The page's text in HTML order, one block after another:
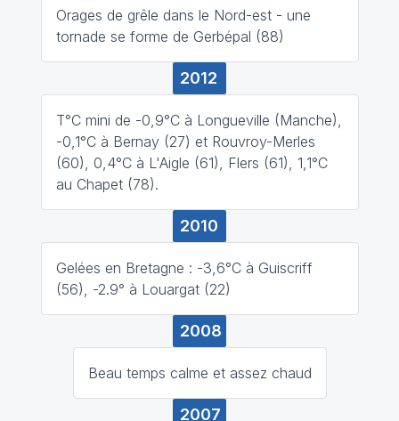
Orages de grêle dans le Nord-est - une
tornade se forme de Gerbépal (88)
2012
T°C mini de -0,9°C à Longueville (Manche),
-0,1°C à Bernay (27) et Rouvroy-Merles
(60), 0,4°C à L'Aigle (61), Flers (61), 1,1°C
au Chapet (78).
2010
Gelées en Bretagne : -3,6°C à Guiscriff
(56), -2.9° à Louargat (22)
2008
Beau temps calme et assez chaud
2007